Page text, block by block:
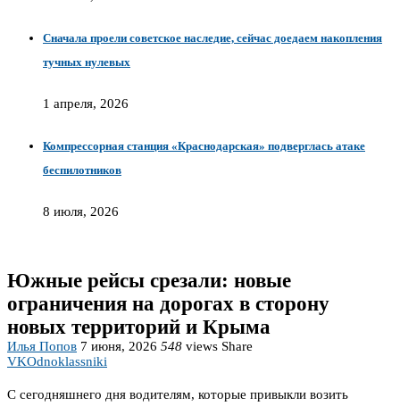
Сначала проели советское наследие, сейчас доедаем накопления
тучных нулевых
1 апреля, 2026
Компрессорная станция «Краснодарская» подверглась атаке
беспилотников
8 июля, 2026
Южные рейсы срезали: новые
ограничения на дорогах в сторону
новых территорий и Крыма
Илья Попов 7 июня, 2026 548 views Share
VKOdnoklassniki
С сегодняшнего дня водителям, которые привыкли возить